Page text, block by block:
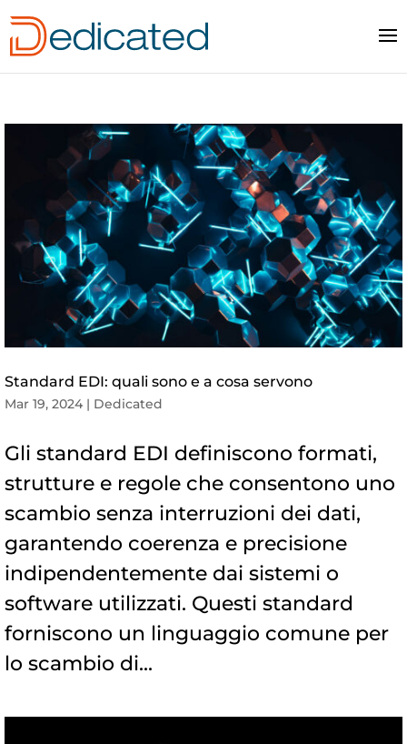
Standard EDI: quali sono e a cosa servono
Mar 19, 2024 | Dedicated
Gli standard EDI definiscono formati,
strutture e regole che consentono uno
scambio senza interruzioni dei dati,
garantendo coerenza e precisione
indipendentemente dai sistemi o
software utilizzati. Questi standard
forniscono un linguaggio comune per
lo scambio di...